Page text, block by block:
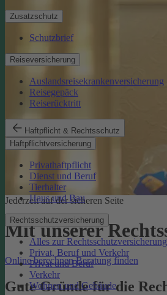
Zusatzschutz
Schutzbrief
Reiseversicherung
Auslandsreisekrankenversicherung
Reisegepäck
Reiserücktritt
Haftpflicht & Rechtsschutz
Haftpflichtversicherung
Privathaftpflicht
Dienst und Beruf
Tierhalter
Haus und Bau
Rechtsschutzversicherung
Alles zur Rechtsschutzversicherung
Privat, Beruf und Verkehr
Privat und Beruf
Verkehr
Wohnen und Gebäude
Jederzeit auf der sicheren Seite
Mit unserer
Online berechnen Beratung finden
Gute Gründe für die